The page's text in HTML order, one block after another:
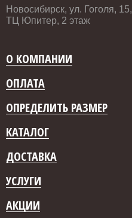
Новосибирск, ул. Гоголя, 15,
ТЦ Юпитер, 2 этаж
О КОМПАНИИ
ОПЛАТА
ОПРЕДЕЛИТЬ РАЗМЕР
КАТАЛОГ
ДОСТАВКА
УСЛУГИ
АКЦИИ